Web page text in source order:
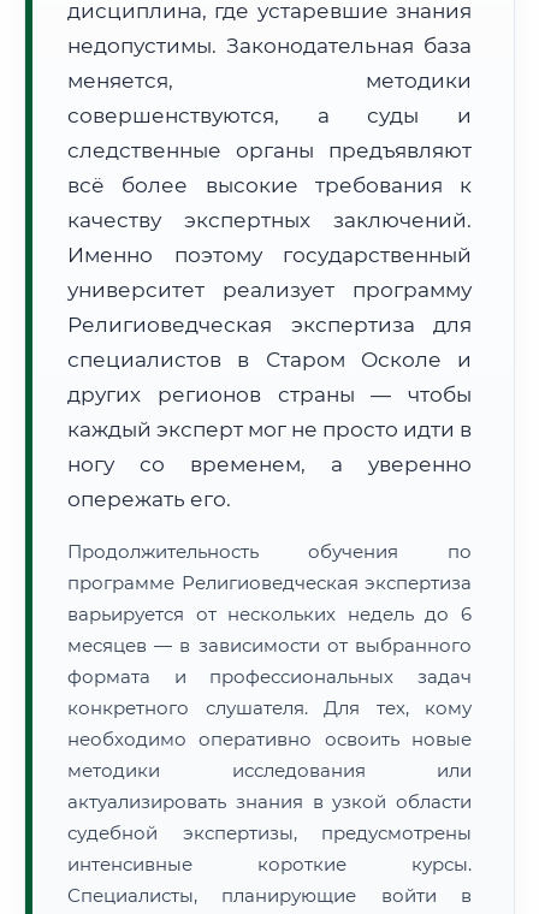
Формат учебы:
Дистанционно
🗺️ Зона обслуживания: г. Старый Оскол
• Маршрут транзита: ~2 980 км
📜 Документы и аккредитация ФИС ФРДО
🔍 Нажмите на документ для увеличения и просмотра
дисциплина, где устаревшие знания
недопустимы. Законодательная база
меняется, методики
совершенствуются, а суды и
следственные органы предъявляют
всё более высокие требования к
качеству экспертных заключений.
Именно поэтому государственный
университет реализует программу
Религиоведческая экспертиза для
специалистов в Старом Осколе и
других регионов страны — чтобы
каждый эксперт мог не просто идти в
ногу со временем, а уверенно
опережать его.
Продолжительность обучения по
программе Религиоведческая экспертиза
варьируется от нескольких недель до 6
месяцев — в зависимости от выбранного
формата и профессиональных задач
конкретного слушателя. Для тех, кому
необходимо оперативно освоить новые
методики исследования или
актуализировать знания в узкой области
судебной экспертизы, предусмотрены
интенсивные короткие курсы.
Специалисты, планирующие войти в